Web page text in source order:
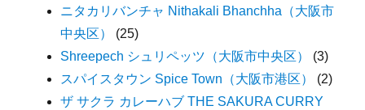
ニタカリバンチャ Nithakali Bhanchha（大阪市
中央区）
(25)
Shreepech シュリペッツ（大阪市中央区）
(3)
スパイスタウン Spice Town（大阪市港区）
(2)
ザ サクラ カレーハブ THE SAKURA CURRY